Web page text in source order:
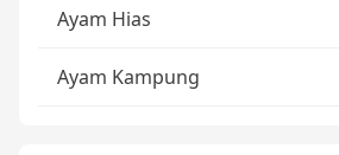
Ayam Hias
Ayam Kampung